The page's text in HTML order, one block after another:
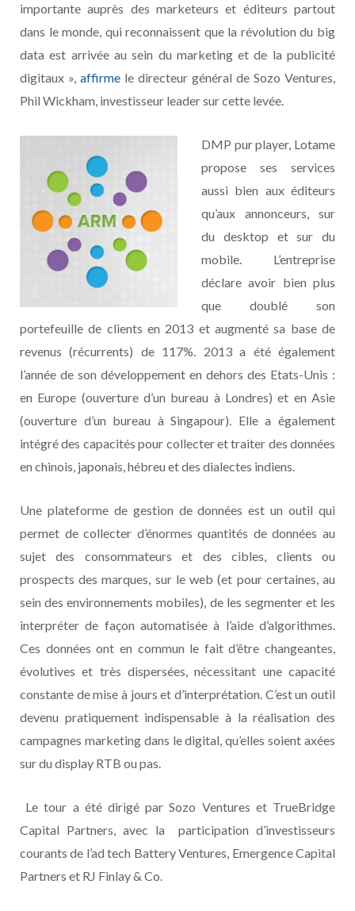
importante auprès des marketeurs et éditeurs partout
dans le monde, qui reconnaissent que la révolution du big
data est arrivée au sein du marketing et de la publicité
digitaux », affirme le directeur général de Sozo Ventures,
Phil Wickham, investisseur leader sur cette levée.
DMP pur player, Lotame
propose ses services
aussi bien aux éditeurs
qu’aux annonceurs, sur
du desktop et sur du
mobile. L’entreprise
déclare avoir bien plus
que doublé son
portefeuille de clients en 2013 et augmenté sa base de
revenus (récurrents) de 117%. 2013 a été également
l’année de son développement en dehors des Etats-Unis :
en Europe (ouverture d’un bureau à Londres) et en Asie
(ouverture d’un bureau à Singapour). Elle a également
intégré des capacités pour collecter et traiter des données
en chinois, japonais, hébreu et des dialectes indiens.
Une plateforme de gestion de données est un outil qui
permet de collecter d’énormes quantités de données au
sujet des consommateurs et des cibles, clients ou
prospects des marques, sur le web (et pour certaines, au
sein des environnements mobiles), de les segmenter et les
interpréter de façon automatisée à l’aide d’algorithmes.
Ces données ont en commun le fait d’être changeantes,
évolutives et très dispersées, nécessitant une capacité
constante de mise à jours et d’interprétation. C’est un outil
devenu pratiquement indispensable à la réalisation des
campagnes marketing dans le digital, qu’elles soient axées
sur du display RTB ou pas.
Le tour a été dirigé par Sozo Ventures et TrueBridge
Capital Partners, avec la participation d’investisseurs
courants de l’ad tech Battery Ventures, Emergence Capital
Partners et RJ Finlay & Co.